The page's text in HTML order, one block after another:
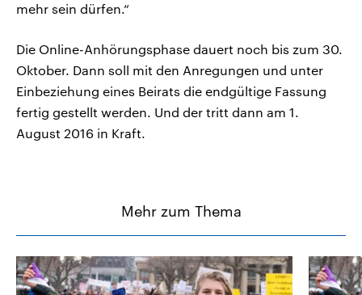
mehr sein dürfen.“
Die Online-Anhörungsphase dauert noch bis zum 30.
Oktober. Dann soll mit den Anregungen und unter
Einbeziehung eines Beirats die endgültige Fassung
fertig gestellt werden. Und der tritt dann am 1.
August 2016 in Kraft.
Mehr zum Thema